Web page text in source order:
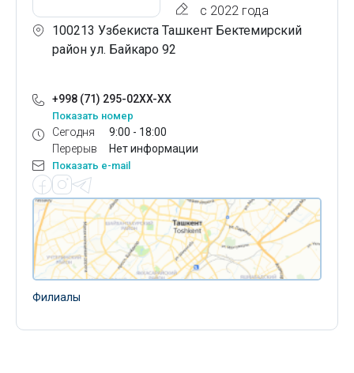
с 2022 года
100213 Узбекиста Ташкент Бектемирский
район ул. Байкаро 92
+998 (71) 295-02XX-XX
Показать номер
Сегодня
Перерыв
9:00 - 18:00
Нет информации
Показать e-mail
Филиалы